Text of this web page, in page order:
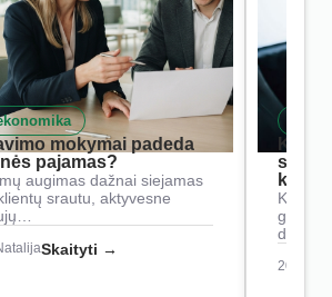
mokymai padeda
pajamas?
augimas dažnai siejamas
srautu, aktyvesne
Skaityti →
Kaip
2026-